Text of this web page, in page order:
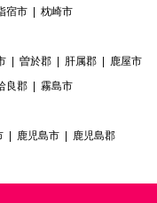
宿市
枕崎市
曽於郡 肝属郡
鹿屋市
良郡
霧島市
鹿児島市 鹿児島郡